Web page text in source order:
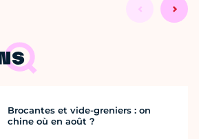
Brocantes et vide-greniers : on
chine où en août ?